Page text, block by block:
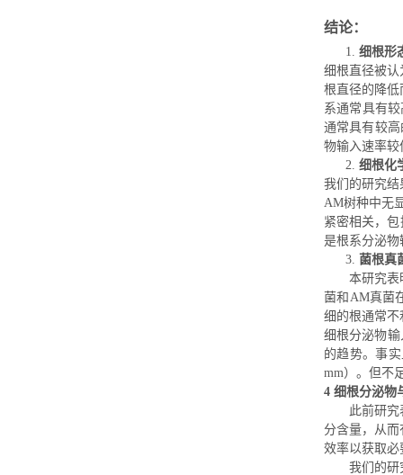
结论：
1. 细根形
细根直径被
根直径的降
系通常具有
通常具有较
物输入速率较
2. 细根化
我们的研究
AM树种中无
紧密相关，
是根系分泌
3. 菌根真
本研究表
菌和 AM真菌
细的根通常不
细根分泌物
的趋势。事
mm）。但不
4 细根分泌物
此前研
分含量， 从而
效率以获取必
我们的研